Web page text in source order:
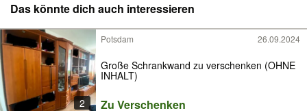
Das könnte dich auch interessieren
2
Potsdam 26.09.2024
Große Schrankwand zu verschenken (OHNE
INHALT)
Zu Verschenken